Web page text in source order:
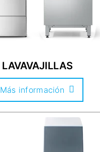
LAVAVAJILLAS
Más información